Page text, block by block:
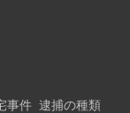
事件 逮捕の種類